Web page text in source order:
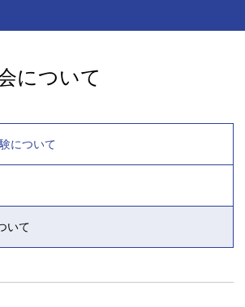
について
について
いて